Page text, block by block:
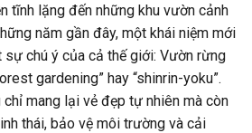
tĩnh lặng đến những khu vườn cảnh
năm gần đây, một khái niệm mới
sự chú ý của cả thế giới: Vườn rừng
gardening” hay “shinrin-yoku”.
chỉ mang lại vẻ đẹp tự nhiên mà còn
thái, bảo vệ môi trường và cải